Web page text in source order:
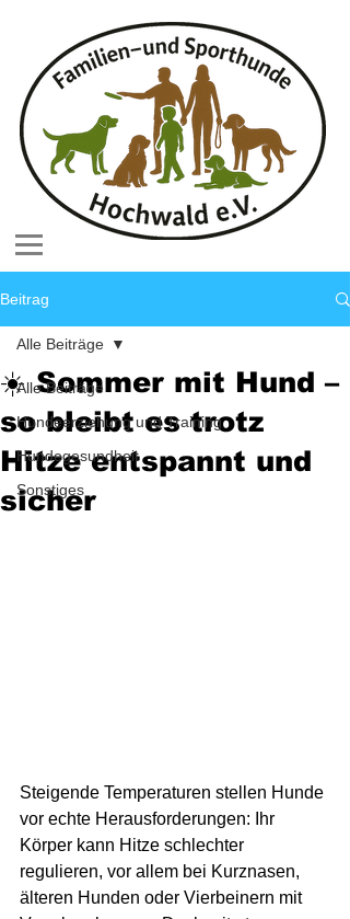
Beitrag
Alle Beiträge
Hundeerziehung und Training
Hundegesundheit
Sonstiges
Alle Beiträge
☀️ Sommer mit Hund –
so bleibt es trotz
Hitze entspannt und
sicher
Steigende Temperaturen stellen Hunde
vor echte Herausforderungen: Ihr
Körper kann Hitze schlechter
regulieren, vor allem bei Kurznasen,
älteren Hunden oder Vierbeinern mit